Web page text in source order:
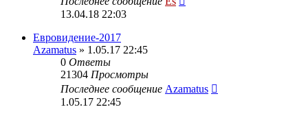
13.04.18 22:03
Евровидение-2017
Azamatus » 1.05.17 22:45
0 Ответы
21304 Просмотры
Последнее сообщение Azamatus
1.05.17 22:45